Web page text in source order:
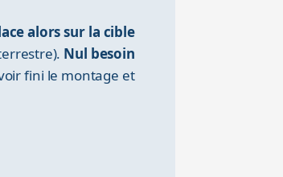
alors sur la cible
Nul besoin
fini le montage et